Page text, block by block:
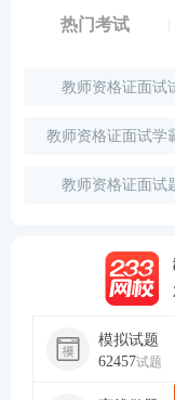
热门考试
教师资格证面试
教师资格证面试学
教师资格证面试
模拟试题
62457试题